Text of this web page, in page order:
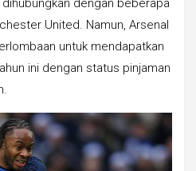
dengan beberapa
United. Namun, Arsenal
untuk mendapatkan
ini dengan status pinjaman